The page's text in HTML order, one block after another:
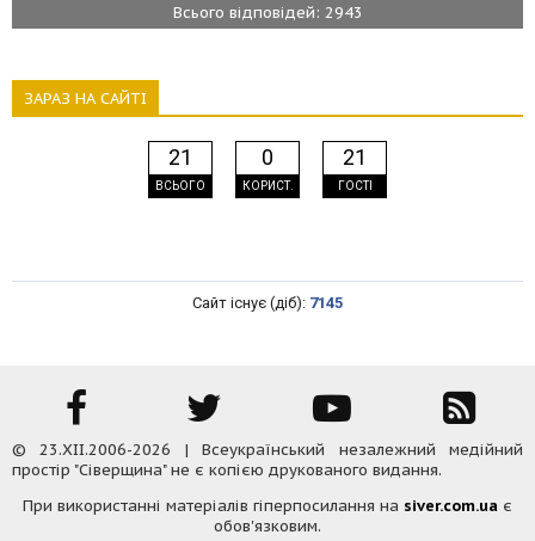
Всього відповідей: 2943
ЗАРАЗ НА САЙТІ
21
ВСЬОГО
0
КОРИСТ.
21
ГОСТІ
Сайт існує (діб): 7145
© 23.XII.2006-2026 | Всеукраїнський незалежний медійний
простір "Сіверщина" не є копією друкованого видання.
При використанні матеріалів гіперпосилання на siver.com.ua є
обов'язковим.